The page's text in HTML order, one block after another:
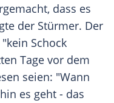
dass es
der Stürmer. Der
Schock
Tage vor dem
seien: "Wann
es geht - das